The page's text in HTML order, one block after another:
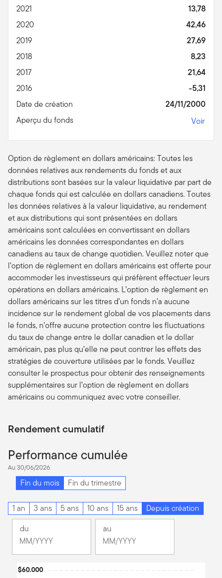
2021
13,78
2020
42,46
2019
27,69
2018
8,23
2017
21,64
2016
-5,31
Date de création
24/11/2000
Aperçu du fonds
Voir
Option de règlement en dollars américains: Toutes les
données relatives aux rendements du fonds et aux
distributions sont basées sur la valeur liquidative par part de
chaque fonds qui est calculée en dollars canadiens. Toutes
les données relatives à la valeur liquidative, au rendement
et aux distributions qui sont présentées en dollars
américains sont calculées en convertissant en dollars
américains les données correspondantes en dollars
canadiens au taux de change quotidien. Veuillez noter que
l’option de règlement en dollars américains est offerte pour
accommoder les investisseurs qui préfèrent effectuer leurs
opérations en dollars américains. L’option de règlement en
dollars américains sur les titres d’un fonds n’a aucune
incidence sur le rendement global de vos placements dans
le fonds, n’offre aucune protection contre les fluctuations
du taux de change entre le dollar canadien et le dollar
américain, pas plus qu’elle ne peut contrer les effets des
stratégies de couverture utilisées par le fonds. Veuillez
consulter le prospectus pour obtenir des renseignements
supplémentaires sur l’option de règlement en dollars
américains ou communiquez avec votre conseiller.
Rendement cumulatif
Performance cumulée
Au 30/06/2026
Fin du mois Fin du trimestre
1 an 3 ans 5 ans 10 ans 15 ans
Depuis création
du
Changement
sélectionné
au
sélectionné
Chart
$60.000